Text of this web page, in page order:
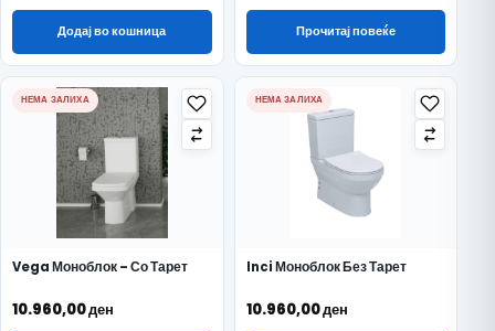
Додај во кошница Прочитај повеќе
НЕМА ЗАЛИХА
Vega Моноблок – Со Тарет
10.960,00ден
НЕМА ЗАЛИХА
Inci Моноблок Без Тарет
10.960,00ден